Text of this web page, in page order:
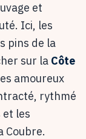
et
Ici, les
pins de la
sur la Côte
amoureux
rythmé
et les
Coubre.